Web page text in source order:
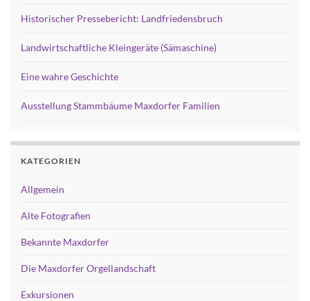
Historischer Pressebericht: Landfriedensbruch
Landwirtschaftliche Kleingeräte (Sämaschine)
Eine wahre Geschichte
Ausstellung Stammbäume Maxdorfer Familien
KATEGORIEN
Allgemein
Alte Fotografien
Bekannte Maxdorfer
Die Maxdorfer Orgellandschaft
Exkursionen